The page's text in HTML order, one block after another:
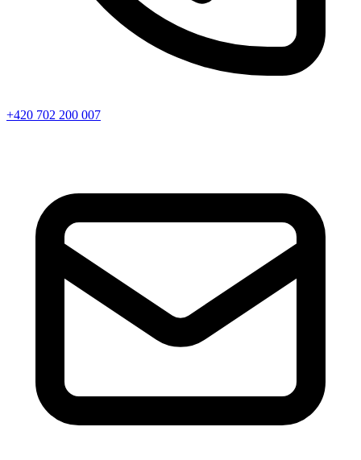
+420 702 200 007